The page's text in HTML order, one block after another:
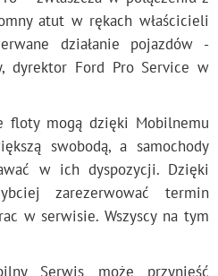
atut w rękach właścicieli
działanie pojazdów -
dyrektor Ford Pro Service w
floty mogą dzięki Mobilnemu
swobodą, a samochody
w ich dyspozycji. Dzięki
zarezerwować termin
w serwisie. Wszyscy na tym
Serwis może przynieść